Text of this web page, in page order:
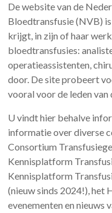
De website van de
Bloedtransfusie (NVB)
krijgt, in zijn of haar
bloedtransfusies:
operatieassistenten,
door. De site probeert
vooral voor de leden van
U vindt hier behalve
informatie over diverse
Consortium
Kennisplatform
Kennisplatform
(nieuw sinds 2024!),
evenementen en nieuws